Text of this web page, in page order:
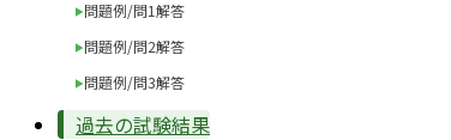
問題例/問1解答
問題例/問2解答
問題例/問3解答
過去の試験結果